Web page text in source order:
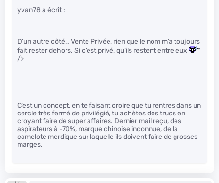
yvan78 a écrit :
D’un autre côté… Vente Privée, rien que le nom m’a toujours
fait rester dehors. Si c’est privé, qu’ils restent entre eux
"
/>
C’est un concept, en te faisant croire que tu rentres dans un
cercle très fermé de privilégié, tu achètes des trucs en
croyant faire de super affaires. Dernier mail reçu, des
aspirateurs à -70%, marque chinoise inconnue, de la
camelote merdique sur laquelle ils doivent faire de grosses
marges.